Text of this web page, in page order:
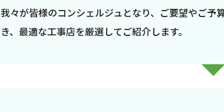
我々が皆様のコンシェルジュとなり、ご要望やご予
き、最適な工事店を厳選してご紹介します。